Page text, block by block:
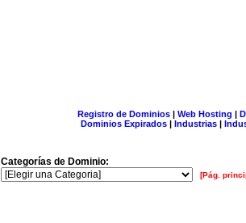
Registro de Dominios| Web Hosting |
Dominios Expirados | Industrias |
Categorías de Dominio:
[Pág.